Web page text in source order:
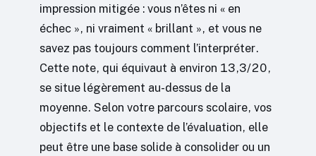
impression mitigée : vous n’êtes ni « en
échec », ni vraiment « brillant », et vous ne
savez pas toujours comment l’interpréter.
Cette note, qui équivaut à environ 13,3/20,
se situe légèrement au-dessus de la
moyenne. Selon votre parcours scolaire, vos
objectifs et le contexte de l’évaluation, elle
peut être une base solide à consolider ou un